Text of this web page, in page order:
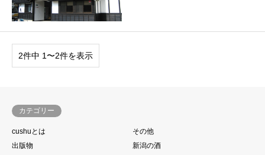
2件中 1〜2件を表示
カテゴリー
cushuとは
その他
出版物
新潟の酒